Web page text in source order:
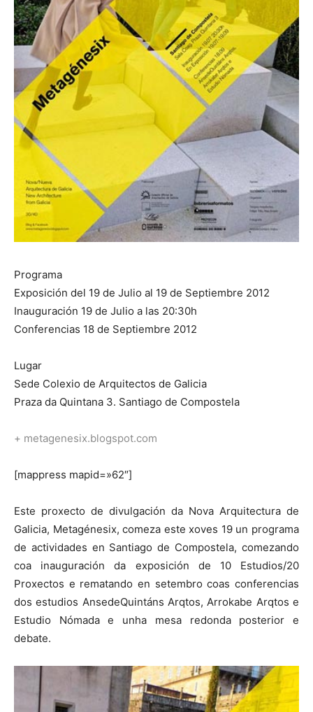
Programa
Exposición del 19 de Julio al 19 de Septiembre 2012
Inauguración 19 de Julio a las 20:30h
Conferencias 18 de Septiembre 2012
Lugar
Sede Colexio de Arquitectos de Galicia
Praza da Quintana 3. Santiago de Compostela
+ metagenesix.blogspot.com
[mappress mapid=»62″]
Este proxecto de divulgación da Nova Arquitectura de
Galicia, Metagénesix, comeza este xoves 19 un programa
de actividades en Santiago de Compostela, comezando
coa inauguración da exposición de 10 Estudios/20
Proxectos e rematando en setembro coas conferencias
dos estudios AnsedeQuintáns Arqtos, Arrokabe Arqtos e
Estudio Nómada e unha mesa redonda posterior e
debate.